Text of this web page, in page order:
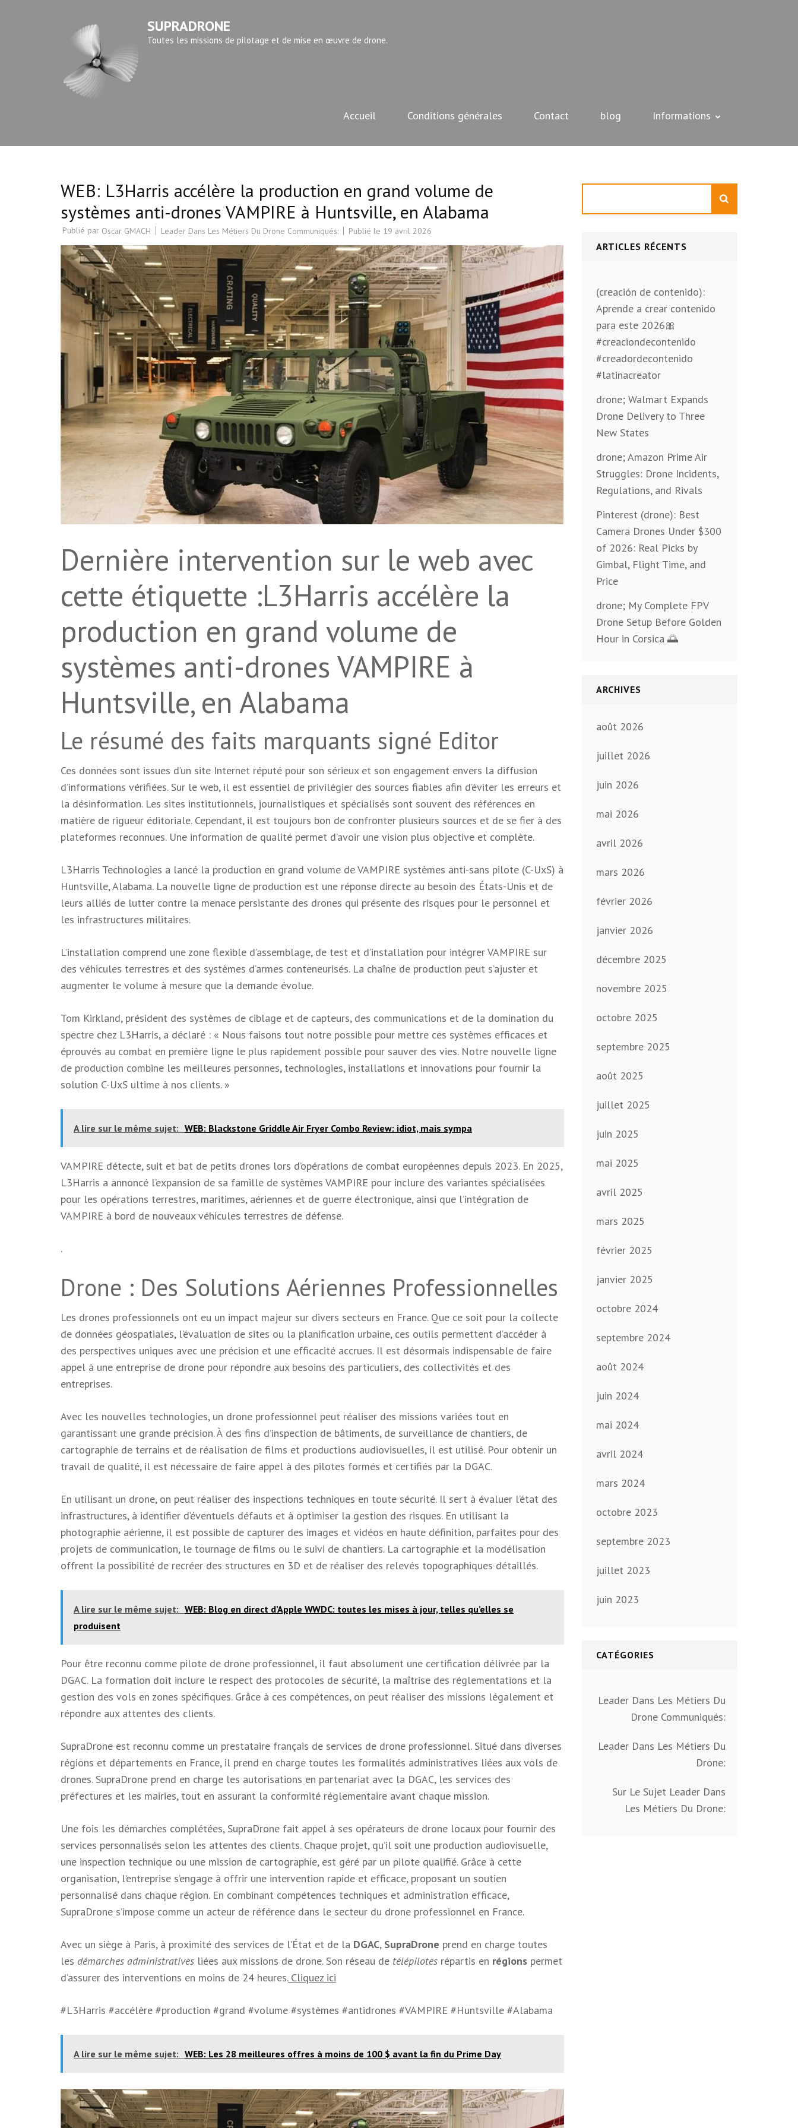
SUPRADRONE
Toutes les missions de pilotage et de mise en œuvre de drone.
Accueil Conditions générales Contact blog Informations
WEB: L3Harris accélère la production en grand volume de
systèmes anti-drones VAMPIRE à Huntsville, en Alabama
Publié par Oscar GMACH Leader Dans Les Métiers Du Drone Communiqués: Publié le 19 avril 2026
Dernière intervention sur le web avec
cette étiquette :L3Harris accélère la
production en grand volume de
systèmes anti-drones VAMPIRE à
Huntsville, en Alabama
Le résumé des faits marquants signé Editor
Ces données sont issues d’un site Internet réputé pour son sérieux et son engagement envers la diffusion
d’informations vérifiées. Sur le web, il est essentiel de privilégier des sources fiables afin d’éviter les erreurs et
la désinformation. Les sites institutionnels, journalistiques et spécialisés sont souvent des références en
matière de rigueur éditoriale. Cependant, il est toujours bon de confronter plusieurs sources et de se fier à des
plateformes reconnues. Une information de qualité permet d’avoir une vision plus objective et complète.
L3Harris Technologies a lancé la production en grand volume de VAMPIRE systèmes anti-sans pilote (C-UxS) à
Huntsville, Alabama. La nouvelle ligne de production est une réponse directe au besoin des États-Unis et de
leurs alliés de lutter contre la menace persistante des drones qui présente des risques pour le personnel et
les infrastructures militaires.
L’installation comprend une zone flexible d’assemblage, de test et d’installation pour intégrer VAMPIRE sur
des véhicules terrestres et des systèmes d’armes conteneurisés. La chaîne de production peut s’ajuster et
augmenter le volume à mesure que la demande évolue.
Tom Kirkland, président des systèmes de ciblage et de capteurs, des communications et de la domination du
spectre chez L3Harris, a déclaré : « Nous faisons tout notre possible pour mettre ces systèmes efficaces et
éprouvés au combat en première ligne le plus rapidement possible pour sauver des vies. Notre nouvelle ligne
de production combine les meilleures personnes, technologies, installations et innovations pour fournir la
solution C-UxS ultime à nos clients. »
A lire sur le même sujet: WEB: Blackstone Griddle Air Fryer Combo Review: idiot, mais sympa
VAMPIRE détecte, suit et bat de petits drones lors d’opérations de combat européennes depuis 2023. En 2025,
L3Harris a annoncé l’expansion de sa famille de systèmes VAMPIRE pour inclure des variantes spécialisées
pour les opérations terrestres, maritimes, aériennes et de guerre électronique, ainsi que l’intégration de
VAMPIRE à bord de nouveaux véhicules terrestres de défense.
.
Drone : Des Solutions Aériennes Professionnelles
Les drones professionnels ont eu un impact majeur sur divers secteurs en France. Que ce soit pour la collecte
de données géospatiales, l’évaluation de sites ou la planification urbaine, ces outils permettent d’accéder à
des perspectives uniques avec une précision et une efficacité accrues. Il est désormais indispensable de faire
appel à une entreprise de drone pour répondre aux besoins des particuliers, des collectivités et des
entreprises.
Avec les nouvelles technologies, un drone professionnel peut réaliser des missions variées tout en
garantissant une grande précision. À des fins d’inspection de bâtiments, de surveillance de chantiers, de
cartographie de terrains et de réalisation de films et productions audiovisuelles, il est utilisé. Pour obtenir un
travail de qualité, il est nécessaire de faire appel à des pilotes formés et certifiés par la DGAC.
En utilisant un drone, on peut réaliser des inspections techniques en toute sécurité. Il sert à évaluer l’état des
infrastructures, à identifier d’éventuels défauts et à optimiser la gestion des risques. En utilisant la
photographie aérienne, il est possible de capturer des images et vidéos en haute définition, parfaites pour des
projets de communication, le tournage de films ou le suivi de chantiers. La cartographie et la modélisation
offrent la possibilité de recréer des structures en 3D et de réaliser des relevés topographiques détaillés.
A lire sur le même sujet: WEB: Blog en direct d’Apple WWDC: toutes les mises à jour, telles qu’elles se
produisent
Pour être reconnu comme pilote de drone professionnel, il faut absolument une certification délivrée par la
DGAC. La formation doit inclure le respect des protocoles de sécurité, la maîtrise des réglementations et la
gestion des vols en zones spécifiques. Grâce à ces compétences, on peut réaliser des missions légalement et
répondre aux attentes des clients.
SupraDrone est reconnu comme un prestataire français de services de drone professionnel. Situé dans diverses
régions et départements en France, il prend en charge toutes les formalités administratives liées aux vols de
drones. SupraDrone prend en charge les autorisations en partenariat avec la DGAC, les services des
préfectures et les mairies, tout en assurant la conformité réglementaire avant chaque mission.
Une fois les démarches complétées, SupraDrone fait appel à ses opérateurs de drone locaux pour fournir des
services personnalisés selon les attentes des clients. Chaque projet, qu’il soit une production audiovisuelle,
une inspection technique ou une mission de cartographie, est géré par un pilote qualifié. Grâce à cette
organisation, l’entreprise s’engage à offrir une intervention rapide et efficace, proposant un soutien
personnalisé dans chaque région. En combinant compétences techniques et administration efficace,
SupraDrone s’impose comme un acteur de référence dans le secteur du drone professionnel en France.
Avec un siège à Paris, à proximité des services de l’État et de la DGAC, SupraDrone prend en charge toutes
les démarches administratives liées aux missions de drone. Son réseau de télépilotes répartis en régions permet
d’assurer des interventions en moins de 24 heures.Cliquez ici
#L3Harris #accélère #production #grand #volume #systèmes #antidrones #VAMPIRE #Huntsville #Alabama
A lire sur le même sujet: WEB: Les 28 meilleures offres à moins de 100 $ avant la fin du Prime Day
ARTICLES RÉCENTS
(creación de contenido):
Aprende a crear contenido
para este 2026🎀
#creaciondecontenido
#creadordecontenido
#latinacreator
drone; Walmart Expands
Drone Delivery to Three
New States
drone; Amazon Prime Air
Struggles: Drone Incidents,
Regulations, and Rivals
Pinterest (drone): Best
Camera Drones Under $300
of 2026: Real Picks by
Gimbal, Flight Time, and
Price
drone; My Complete FPV
Drone Setup Before Golden
Hour in Corsica 🌅
ARCHIVES
août 2026
juillet 2026
juin 2026
mai 2026
avril 2026
mars 2026
février 2026
janvier 2026
décembre 2025
novembre 2025
octobre 2025
septembre 2025
août 2025
juillet 2025
juin 2025
mai 2025
avril 2025
mars 2025
février 2025
janvier 2025
octobre 2024
septembre 2024
août 2024
juin 2024
mai 2024
avril 2024
mars 2024
octobre 2023
septembre 2023
juillet 2023
juin 2023
CATÉGORIES
Leader Dans Les Métiers Du
Drone Communiqués:
Leader Dans Les Métiers Du
Drone:
Sur Le Sujet Leader Dans
Les Métiers Du Drone: